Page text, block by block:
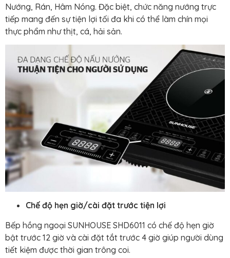
Nướng, Rán, Hâm Nóng. Đặc biệt, chức năng nướng trực
tiếp mang đến sự tiện lợi tối đa khi có thể làm chín mọi
thực phẩm như thịt, cá, hải sản.
Chế độ hẹn giờ/cài đặt trước tiện lợi
Bếp hồng ngoại SUNHOUSE SHD6011 có chế độ hẹn giờ
bật trước 12 giờ và cài đặt tắt trước 4 giờ giúp người dùng
tiết kiệm được thời gian trông coi.